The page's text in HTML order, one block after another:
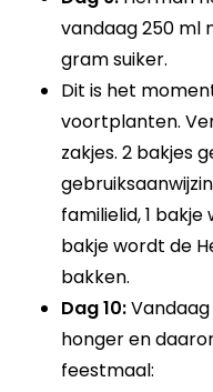
vandaag 250 ml
gram suiker.
Dit is het
voortplanten.
zakjes. 2 bakjes
familielid, 1
bakje wordt de
bakken.
Dag 10:
honger en
feestmaal: